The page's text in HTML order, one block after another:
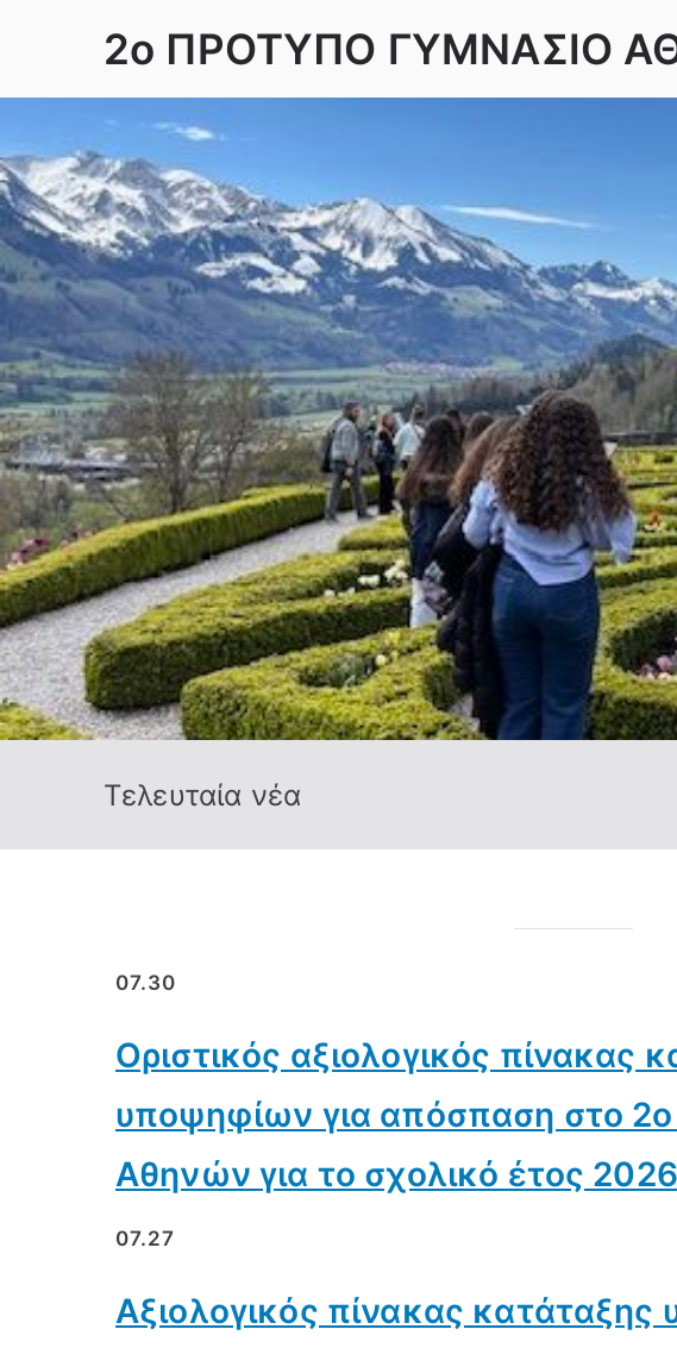
2ο ΠΡΟΤΥΠΟ ΓΥΜΝΑΣΙΟ
Τελευταία νέα
07.30
Οριστικός αξιολογικός πίνακας
υποψηφίων για απόσπαση στο 2ο
Αθηνών για το σχολικό έτος
07.27
Αξιολογικός πίνακας κατάταξης